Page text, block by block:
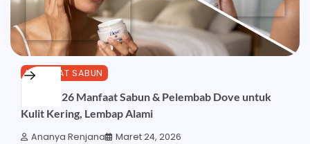
MANFAAT SABUN
Ketahui 26 Manfaat Sabun & Pelembab Dove untuk
Kulit Kering, Lembap Alami
Ananya Renjana Maret 24, 2026